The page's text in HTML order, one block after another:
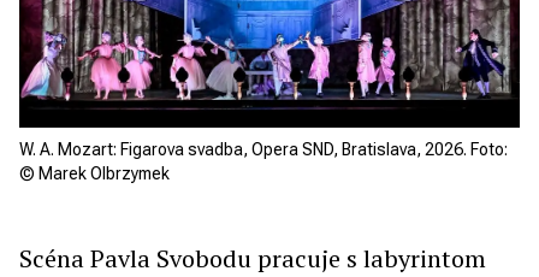
W. A. Mozart: Figarova svadba, Opera SND, Bratislava, 2026. Foto:
© Marek Olbrzymek
Scéna Pavla Svobodu pracuje s labyrintom